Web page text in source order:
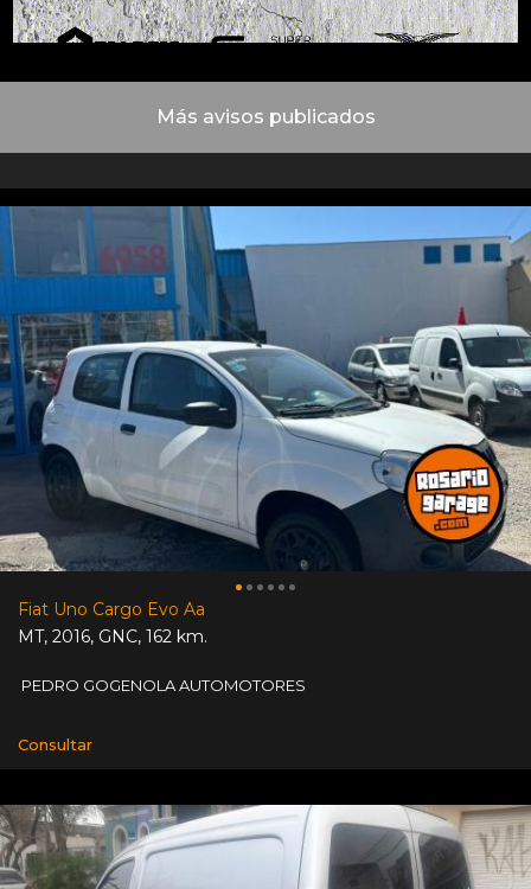
Más avisos publicados
Fiat Uno Cargo Evo Aa
MT, 2016, GNC, 162 km.
PEDRO GOGENOLA AUTOMOTORES
Consultar